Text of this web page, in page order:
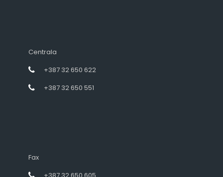
Centrala
+387 32 650 622
+387 32 650 551
Fax